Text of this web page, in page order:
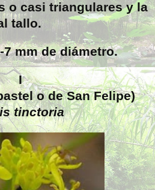
o casi triangulares y la
tallo.
-7 mmde diámetro.
I
o de San Felipe)
tinctoria